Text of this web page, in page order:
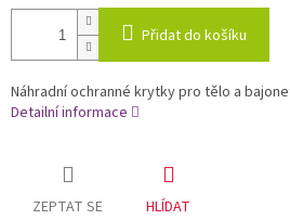
Přidat do košíku
Náhradní ochranné krytky pro tělo a
Detailní informace
ZEPTAT SE HLÍDAT